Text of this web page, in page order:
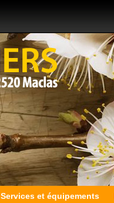
Services et équipements